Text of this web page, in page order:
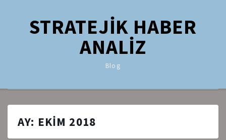
STRATEJİK HABER
ANALİZ
Blog
AY: EKIM 2018